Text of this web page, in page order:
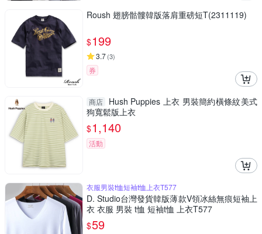
Roush 翅膀骷髏韓版落肩重磅短T(2311119)
$199
3.7(3)
券
商店
Hush Puppies 上衣 男裝簡約橫條紋美式
狗寬鬆版上衣
$1,140
活動
衣服男裝t恤短袖t恤上衣T577
D. Studio台灣發貨韓版薄款V領冰絲無痕短袖上
衣 衣服 男裝 t恤 短袖t恤 上衣T577
$59